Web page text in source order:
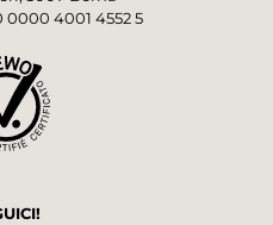
4001 4552 5